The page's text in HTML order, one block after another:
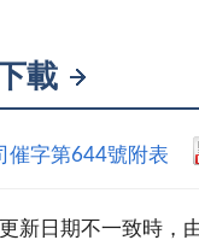
載
催字第644號附表
新日期不一致時，